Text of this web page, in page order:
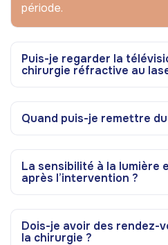
période.
Puis-je regarder la
chirurgie réfractive au
Quand puis-je remettre
La sensibilité à la lumière
après l’intervention ?
Dois-je avoir des rendez-
la chirurgie ?